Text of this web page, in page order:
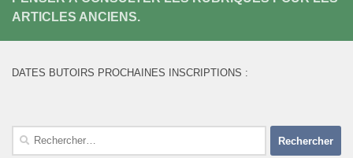
ARTICLES ANCIENS.
DATES BUTOIRS PROCHAINES INSCRIPTIONS :
Rechercher :